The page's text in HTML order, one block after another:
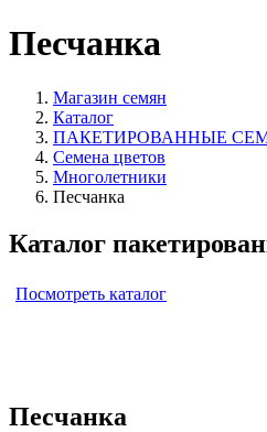
Песчанка
Магазин семян
Каталог
ПАКЕТИРОВАННЫЕ
Семена цветов
Многолетники
Песчанка
Каталог
Посмотреть каталог
Песчанка